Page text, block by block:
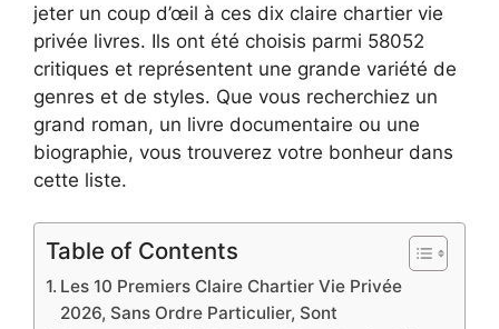
jeter un coup d’œil à ces dix claire chartier vie
privée livres. Ils ont été choisis parmi 58052
critiques et représentent une grande variété de
genres et de styles. Que vous recherchiez un
grand roman, un livre documentaire ou une
biographie, vous trouverez votre bonheur dans
cette liste.
Table of Contents
Les 10 Premiers Claire Chartier Vie Privée
2026, Sans Ordre Particulier, Sont